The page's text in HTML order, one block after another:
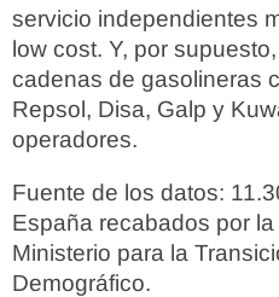
servicio independientes
low cost. Y, por
cadenas de gasolineras
Repsol, Disa, Galp y
operadores.
Fuente de los datos:
España recabados por
Ministerio para la
Demográfico.